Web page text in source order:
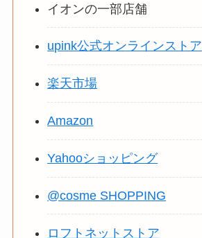
イオンの一部店舗
upink公式オンラインストア
楽天市場
Amazon
Yahooショッピング
@cosme SHOPPING
ロフトネットストア